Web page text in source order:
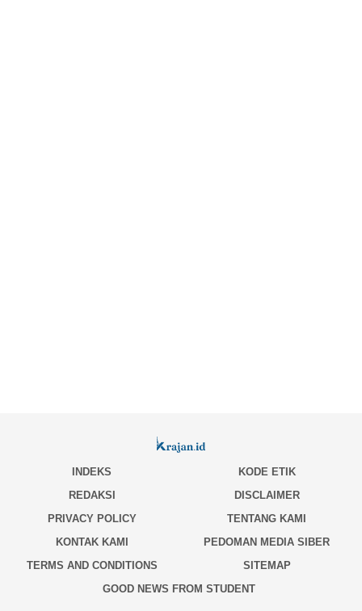
INDEKS
KODE ETIK
REDAKSI
DISCLAIMER
PRIVACY POLICY
TENTANG KAMI
KONTAK KAMI
PEDOMAN MEDIA SIBER
TERMS AND CONDITIONS
SITEMAP
GOOD NEWS FROM STUDENT